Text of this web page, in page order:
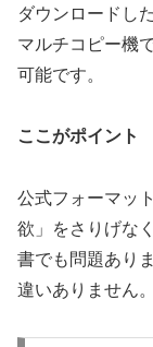
ダウンロードし
マルチコピー機
可能です。
ここがポイント
公式フォーマッ
欲」をさりげな
書でも問題あり
違いありません。